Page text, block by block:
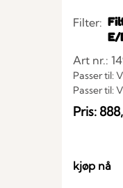
Filter:
E/
Art nr.:
Passer til:
Passer til:
Pris:
kjøp nå